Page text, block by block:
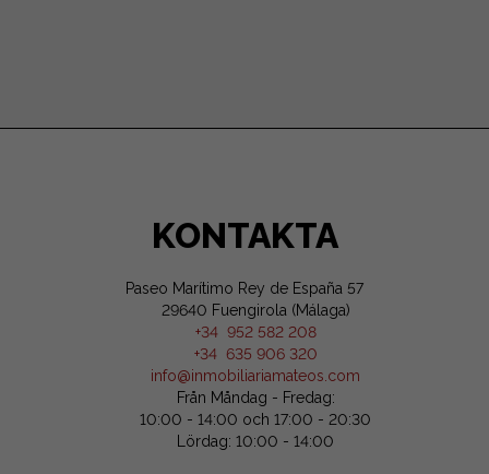
KONTAKTA
Paseo Marítimo Rey de España 57
29640 Fuengirola (Málaga)
+34 952 582 208
+34 635 906 320
info@inmobiliariamateos.com
Från Måndag - Fredag:
10:00 - 14:00 och 17:00 - 20:30
Lördag: 10:00 - 14:00